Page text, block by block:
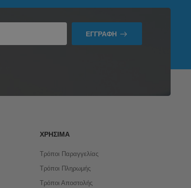
ΕΓΓΡΑΦΉ
ΧΡΉΣΙΜΑ
Τρόποι Παραγγελίας
Τρόποι Πληρωμής
Τρόποι Αποστολής